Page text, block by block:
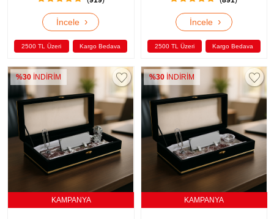
İncele ›
2500 TL Üzeri Kargo Bedava
İncele ›
2500 TL Üzeri Kargo Bedava
%30 İNDİRİM
KAMPANYA
%30İNDİRİM
KAMPANYA